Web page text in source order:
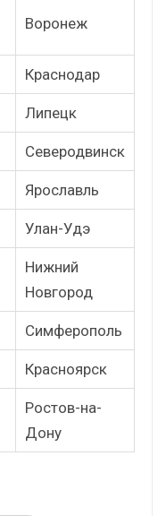
Воронеж
Краснодар
Липецк
Северодвинск
Ярославль
Улан-Удэ
Нижний
Новгород
Симферополь
Красноярск
Ростов-на-
Дону